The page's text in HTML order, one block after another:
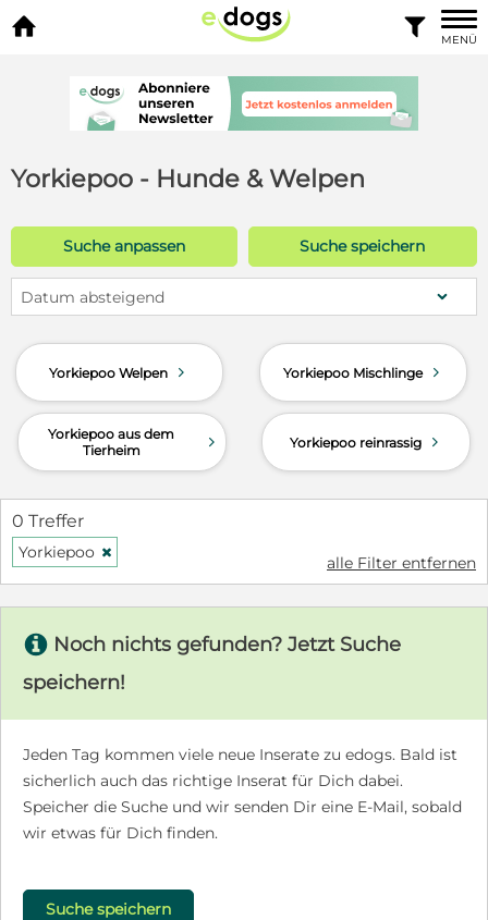
 
MENÜ
Yorkiepoo - Hunde & Welpen
Suche anpassen Suche speichern
Datum absteigend
Yorkiepoo Welpen d Yorkiepoo Mischlinge d
Yorkiepoo aus dem
Tierheim
d Yorkiepoo reinrassig d
0 Treffer
Yorkiepoo H
alle Filter entfernen
s Noch nichts gefunden? Jetzt Suche
speichern!
Jeden Tag kommen viele neue Inserate zu edogs. Bald ist
sicherlich auch das richtige Inserat für Dich dabei.
Speicher die Suche und wir senden Dir eine E-Mail, sobald
wir etwas für Dich finden.
Suche speichern